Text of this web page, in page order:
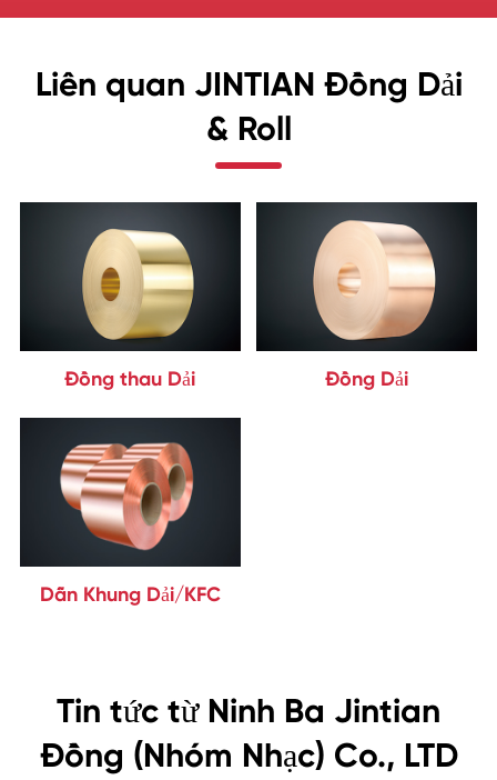
Liên quan JINTIAN Đồng Dải
& Roll
Đồng thau Dải Đồng Dải
Dẫn Khung Dải/KFC
Tin tức từ Ninh Ba Jintian
Đồng (Nhóm Nhạc) Co., LTD